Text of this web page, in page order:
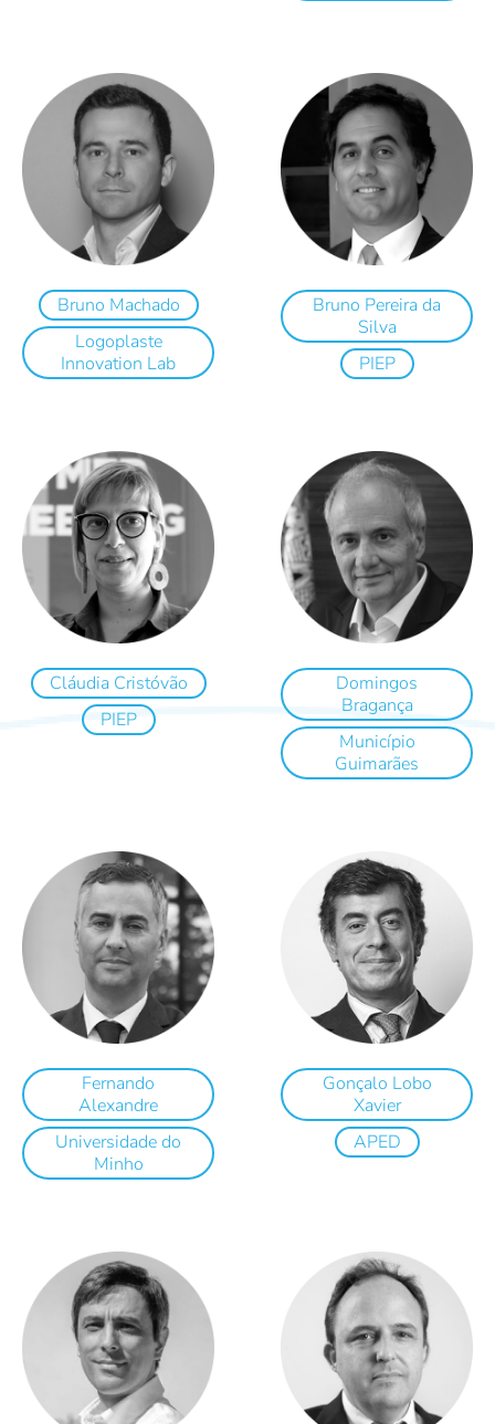
Bruno Machado
Logoplaste
Innovation Lab
Bruno Pereira da
Silva
PIEP
Cláudia Cristóvão
PIEP
Domingos
Bragança
Município
Guimarães
Fernando
Alexandre
Universidade do
Minho
Gonçalo Lobo
Xavier
APED